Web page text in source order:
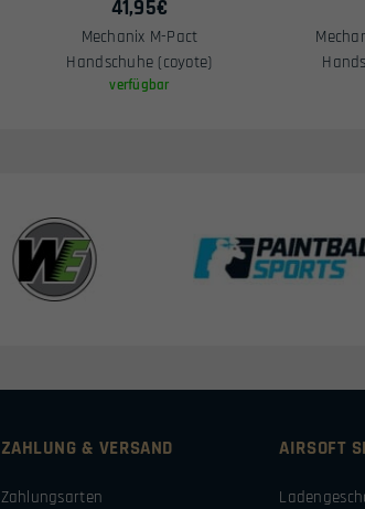
41,95€
Mechanix M-Pact
Handschuhe (coyote)
verfügbar
ZAHLUNG & VERSAND
Zahlungsarten
AIRSOFT